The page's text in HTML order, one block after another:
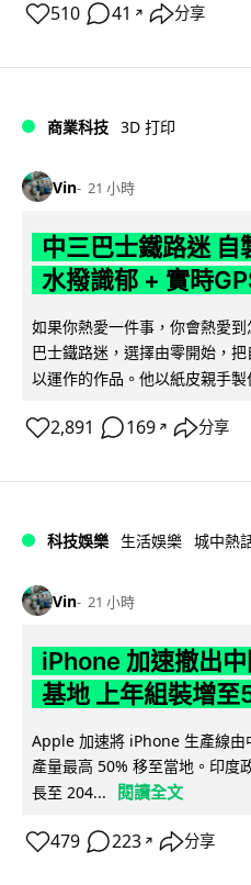
510 41 ↗ 分享
商業科技 3D 打印
Vin 21 小時
中三巴士鐵路迷 自
水撥識郁 + 實時
如果你熱愛一件事，你會熱愛
巴士鐵路迷，選擇由零開始，
以運作的作品。他以紙皮親手製
2,891 169 ↗ 分享
科技娛樂 生活娛樂 城中熱
Vin 21 小時
iPhone 加速撤出
基地 上年組裝增
Apple 加速將 iPhone 生產線由
產量最高 50% 移至當地。印度
長至 204...
閱讀全文
479 223 ↗ 分享